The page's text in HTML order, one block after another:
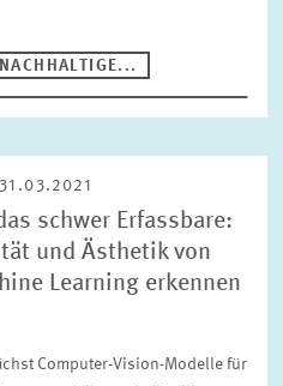
schwer Erfassbare:
und Ästhetik von
Learning erkennen
Computer-Vision-Modelle für